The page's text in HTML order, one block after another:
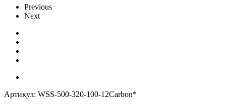
Previous
Next
Артикул: WSS-500-320-100-12Carbon*